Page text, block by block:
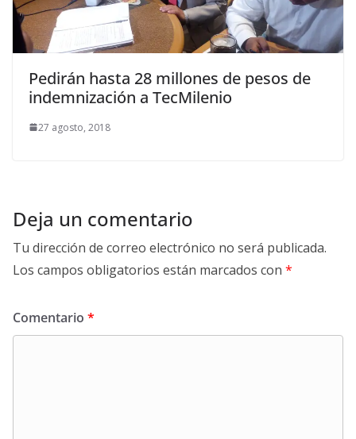
Pedirán hasta 28 millones de pesos de
indemnización a TecMilenio
27 agosto, 2018
Deja un comentario
Tu dirección de correo electrónico no será publicada.
Los campos obligatorios están marcados con *
Comentario *